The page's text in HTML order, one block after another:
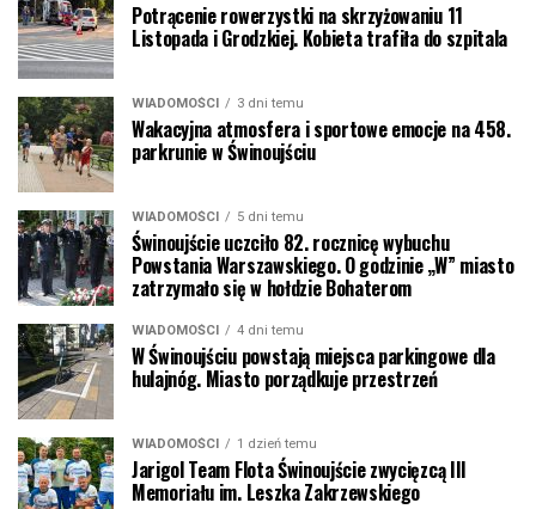
Potrącenie rowerzystki na skrzyżowaniu 11
Listopada i Grodzkiej. Kobieta trafiła do szpitala
WIADOMOŚCI 3 dni temu
Wakacyjna atmosfera i sportowe emocje na 458.
parkrunie w Świnoujściu
WIADOMOŚCI 5 dni temu
Świnoujście uczciło 82. rocznicę wybuchu
Powstania Warszawskiego. O godzinie „W” miasto
zatrzymało się w hołdzie Bohaterom
WIADOMOŚCI 4 dni temu
W Świnoujściu powstają miejsca parkingowe dla
hulajnóg. Miasto porządkuje przestrzeń
WIADOMOŚCI 1 dzień temu
Jarigol Team Flota Świnoujście zwycięzcą III
Memoriału im. Leszka Zakrzewskiego